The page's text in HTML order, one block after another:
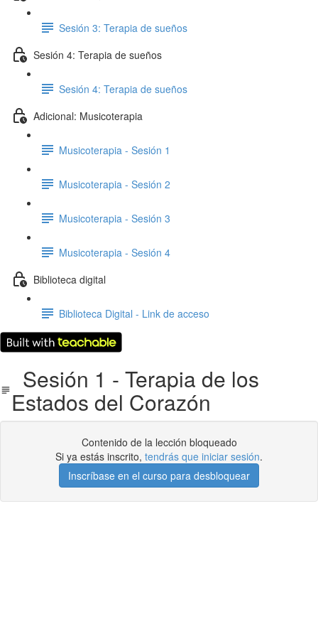
Sesión 3: Terapia de sueños
Sesión 4: Terapia de sueños
Sesión 4: Terapia de sueños
Adicional: Musicoterapia
Musicoterapia - Sesión 1
Musicoterapia - Sesión 2
Musicoterapia - Sesión 3
Musicoterapia - Sesión 4
Biblioteca digital
Biblioteca Digital - Link de acceso
Sesión 1 - Terapia de los
Estados del Corazón
Contenido de la lección bloqueado
Si ya estás inscrito, tendrás que iniciar sesión.
Inscríbase en el curso para desbloquear